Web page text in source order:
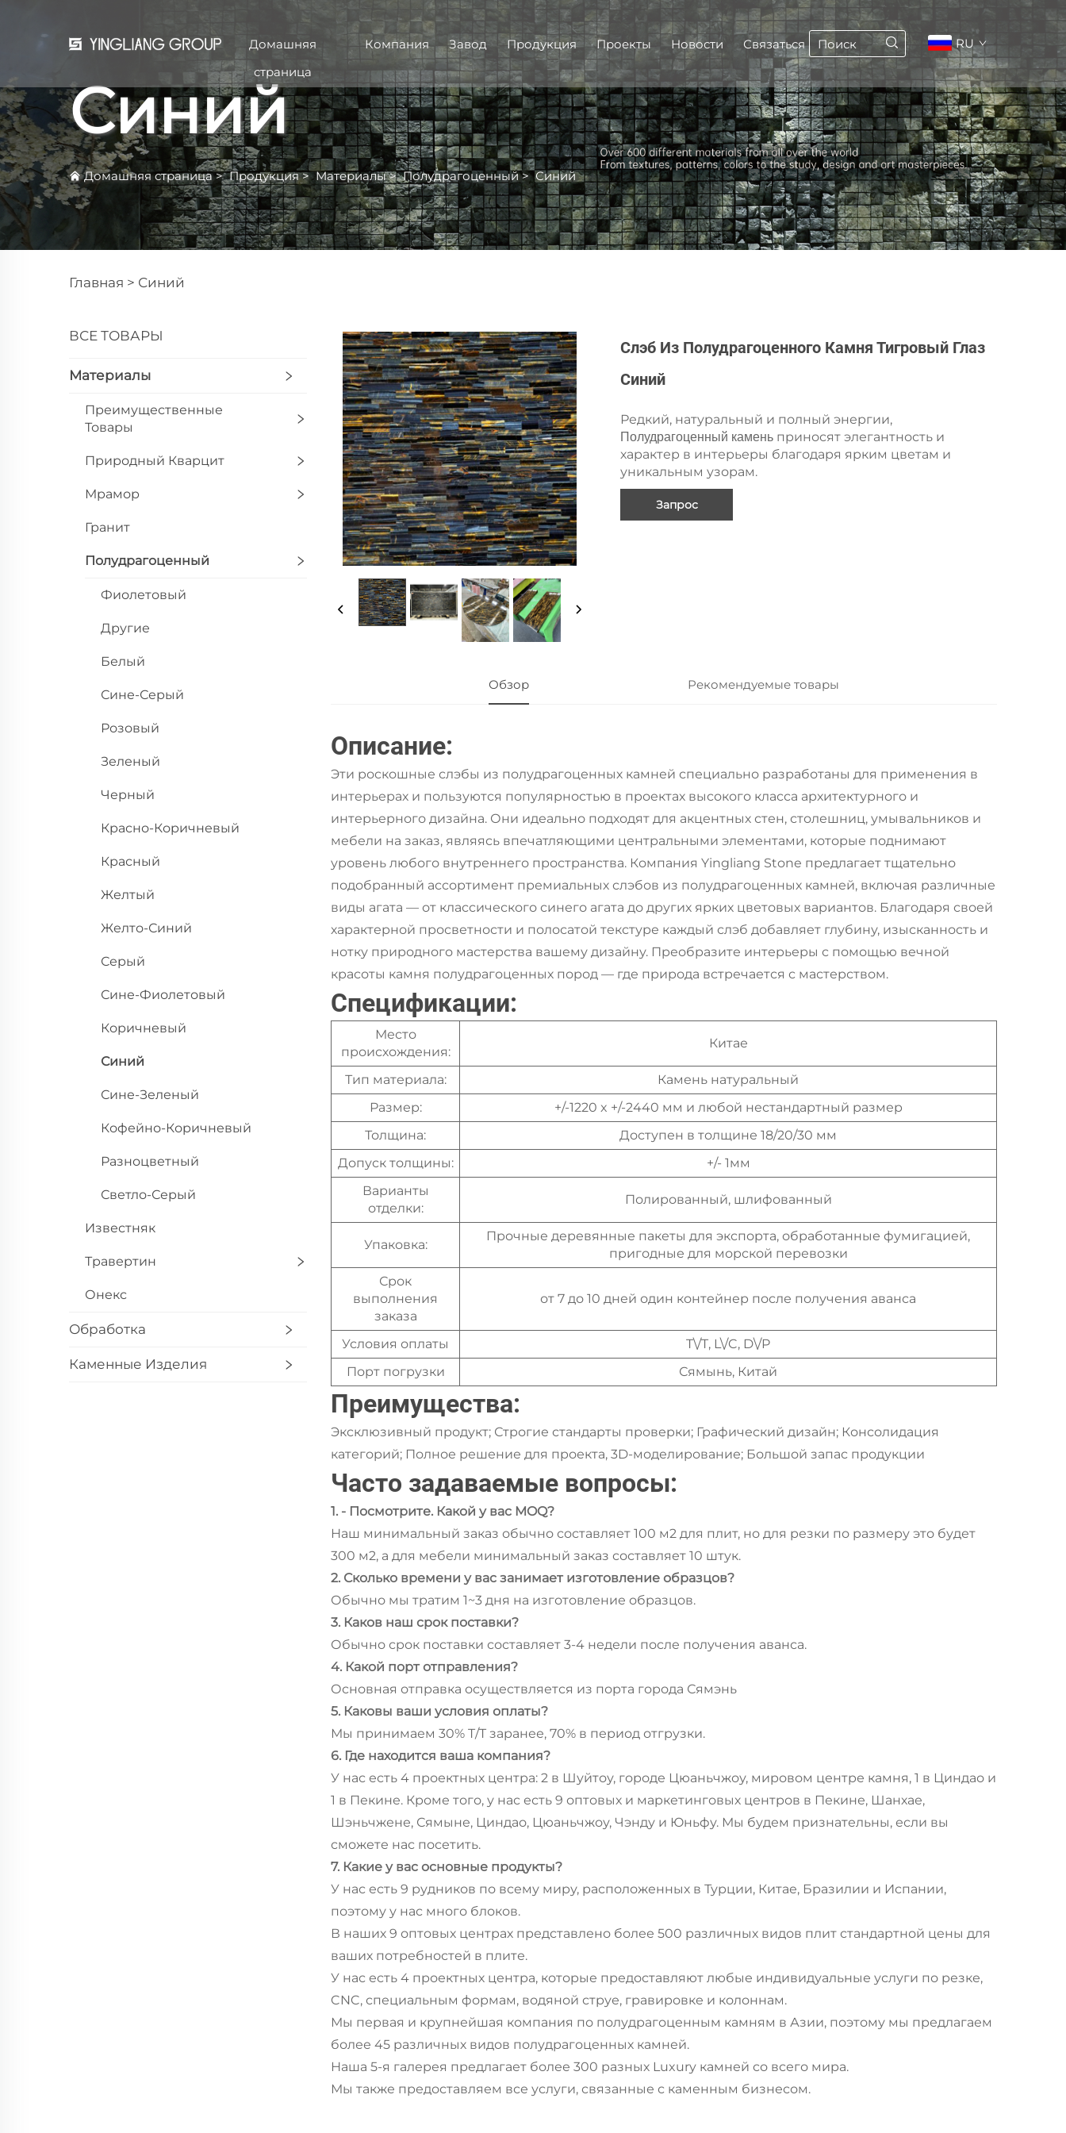
Домашняя
страница
Компания Завод Продукция Проекты Новости Связаться RU
Синий
Домашняя страница>Продукция>Материалы>Полудрагоценный>Синий
Главная > Синий
ВСЕ ТОВАРЫ
Материалы
Преимущественные
Товары
Природный Кварцит
Мрамор
Гранит
Полудрагоценный
Фиолетовый
Другие
Белый
Сине-Серый
Розовый
Зеленый
Черный
Красно-Коричневый
Красный
Желтый
Желто-Синий
Серый
Сине-Фиолетовый
Коричневый
Синий
Сине-Зеленый
Кофейно-Коричневый
Разноцветный
Светло-Серый
Известняк
Травертин
Онекс
Обработка
Каменные Изделия
Слэб Из Полудрагоценного Камня Тигровый Глаз
Синий
Редкий, натуральный и полный энергии,
Полудрагоценный камень приносят элегантность и
характер в интерьеры благодаря ярким цветам и
уникальным узорам.
Запрос
Обзор Рекомендуемые товары
Описание:
Эти роскошные слэбы из полудрагоценных камней специально разработаны для применения в
интерьерах и пользуются популярностью в проектах высокого класса архитектурного и
интерьерного дизайна. Они идеально подходят для акцентных стен, столешниц, умывальников и
мебели на заказ, являясь впечатляющими центральными элементами, которые поднимают
уровень любого внутреннего пространства. Компания Yingliang Stone предлагает тщательно
подобранный ассортимент премиальных слэбов из полудрагоценных камней, включая различные
виды агата — от классического синего агата до других ярких цветовых вариантов. Благодаря своей
характерной просветности и полосатой текстуре каждый слэб добавляет глубину, изысканность и
нотку природного мастерства вашему дизайну. Преобразите интерьеры с помощью вечной
красоты камня полудрагоценных пород — где природа встречается с мастерством.
Спецификации:
Место
происхождения:
Китае
Тип материала:
Камень натуральный
Размер:
+/-1220 x +/-2440 мм и любой нестандартный размер
Толщина:
Доступен в толщине 18/20/30 мм
Допуск толщины:
+/- 1мм
Варианты
отделки:
Полированный, шлифованный
Упаковка:
Прочные деревянные пакеты для экспорта, обработанные фумигацией,
пригодные для морской перевозки
Срок
выполнения
заказа
от 7 до 10 дней один контейнер после получения аванса
Условия оплаты
T\/T, L\/C, D\/P
Порт погрузки
Сямынь, Китай
Преимущества:
Эксклюзивный продукт; Строгие стандарты проверки; Графический дизайн; Консолидация
категорий; Полное решение для проекта, 3D-моделирование; Большой запас продукции
Часто задаваемые вопросы:
1. - Посмотрите. Какой у вас MOQ?
Наш минимальный заказ обычно составляет 100 м2 для плит, но для резки по размеру это будет
300 м2, а для мебели минимальный заказ составляет 10 штук.
2. Сколько времени у вас занимает изготовление образцов?
Обычно мы тратим 1~3 дня на изготовление образцов.
3. Каков наш срок поставки?
Обычно срок поставки составляет 3-4 недели после получения аванса.
4. Какой порт отправления?
Основная отправка осуществляется из порта города Сямэнь
5. Каковы ваши условия оплаты?
Мы принимаем 30% T/T заранее, 70% в период отгрузки.
6. Где находится ваша компания?
У нас есть 4 проектных центра: 2 в Шуйтоу, городе Цюаньчжоу, мировом центре камня, 1 в Циндао и
1 в Пекине. Кроме того, у нас есть 9 оптовых и маркетинговых центров в Пекине, Шанхае,
Шэньчжене, Сямыне, Циндао, Цюаньчжоу, Чэнду и Юньфу. Мы будем признательны, если вы
сможете нас посетить.
7. Какие у вас основные продукты?
У нас есть 9 рудников по всему миру, расположенных в Турции, Китае, Бразилии и Испании,
поэтому у нас много блоков.
В наших 9 оптовых центрах представлено более 500 различных видов плит стандартной цены для
ваших потребностей в плите.
У нас есть 4 проектных центра, которые предоставляют любые индивидуальные услуги по резке,
CNC, специальным формам, водяной струе, гравировке и колоннам.
Мы первая и крупнейшая компания по полудрагоценным камням в Азии, поэтому мы предлагаем
более 45 различных видов полудрагоценных камней.
Наша 5-я галерея предлагает более 300 разных Luxury камней со всего мира.
Мы также предоставляем все услуги, связанные с каменным бизнесом.